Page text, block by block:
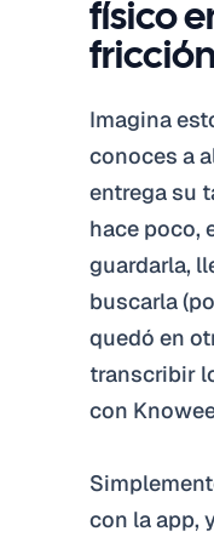
físico
fricción
Imagina
conoces a
entrega su
hace poco,
guardarla,
buscarla
quedó en
transcribir
con
con la app,